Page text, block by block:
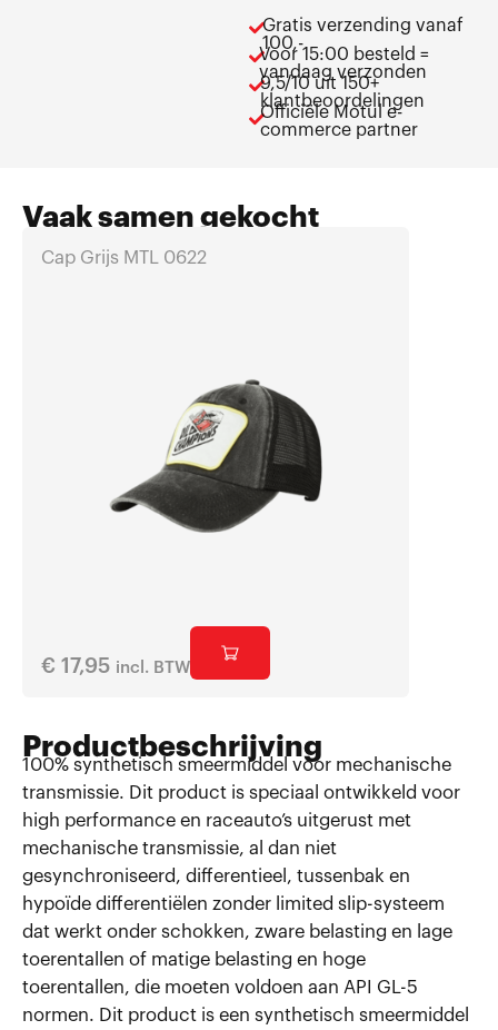
Gratis verzending vanaf
100,-
Voor 15:00 besteld =
vandaag verzonden
9,5/10 uit 150+
klantbeoordelingen
Officiële Motul e-
commerce partner
Vaak samen gekocht
Cap Grijs MTL 0622
€ 17,95 incl. BTW
Productbeschrijving
100% synthetisch smeermiddel voor mechanische
transmissie. Dit product is speciaal ontwikkeld voor
high performance en raceauto’s uitgerust met
mechanische transmissie, al dan niet
gesynchroniseerd, differentieel, tussenbak en
hypoïde differentiëlen zonder limited slip-systeem
dat werkt onder schokken, zware belasting en lage
toerentallen of matige belasting en hoge
toerentallen, die moeten voldoen aan API GL-5
normen. Dit product is een synthetisch smeermiddel